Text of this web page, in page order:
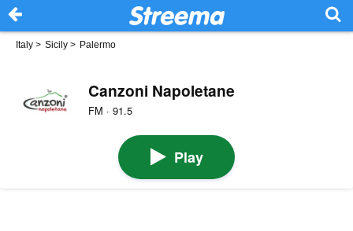
Italy > Sicily > Palermo
Canzoni Napoletane
FM · 91.5
Play